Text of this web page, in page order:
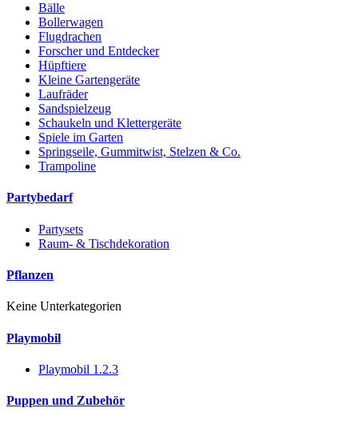
Bälle
Bollerwagen
Flugdrachen
Forscher und Entdecker
Hüpftiere
Kleine Gartengeräte
Laufräder
Sandspielzeug
Schaukeln und Klettergeräte
Spiele im Garten
Springseile, Gummitwist, Stelzen & Co.
Trampoline
Partybedarf
Partysets
Raum- & Tischdekoration
Pflanzen
Keine Unterkategorien
Playmobil
Playmobil 1.2.3
Puppen und Zubehör